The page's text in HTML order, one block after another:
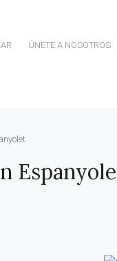
ÚNETE A NOSOTROS